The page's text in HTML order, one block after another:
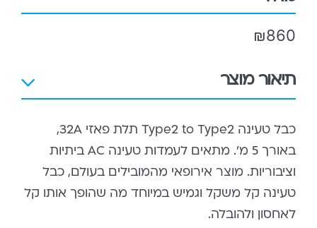
₪860
תיאור מוצר
כבל טעינה Type2 to Type2 תלת פאזי 32A,
באורך 5 מ'. מתאים לעמדות טעינה AC ביתיות
וציבוריות. מוצר אירופאי מהמובילים בעולם, כבל
טעינה קל משקל וגמיש במיוחד מה שהופך אותו קל
לאחסון ולהובלה.